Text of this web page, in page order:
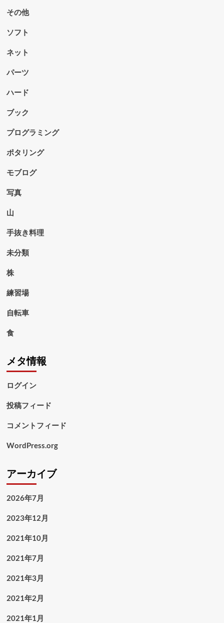
その他
ソフト
ネット
パーツ
ハード
ブック
プログラミング
ポタリング
モブログ
写真
山
手抜き料理
未分類
株
練習場
自転車
食
メタ情報
ログイン
投稿フィード
コメントフィード
WordPress.org
アーカイブ
2026年7月
2023年12月
2021年10月
2021年7月
2021年3月
2021年2月
2021年1月